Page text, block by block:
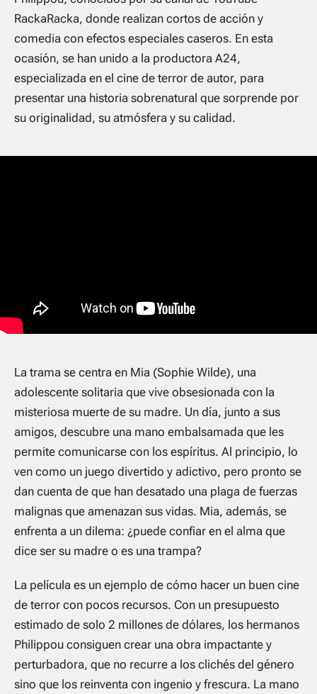
RackaRacka, donde realizan cortos de acción y
comedia con efectos especiales caseros. En esta
ocasión, se han unido a la productora A24,
especializada en el cine de terror de autor, para
presentar una historia sobrenatural que sorprende por
su originalidad, su atmósfera y su calidad.
La trama se centra en Mia (Sophie Wilde), una
adolescente solitaria que vive obsesionada con la
misteriosa muerte de su madre. Un día, junto a sus
amigos, descubre una mano embalsamada que les
permite comunicarse con los espíritus. Al principio, lo
ven como un juego divertido y adictivo, pero pronto se
dan cuenta de que han desatado una plaga de fuerzas
malignas que amenazan sus vidas. Mia, además, se
enfrenta a un dilema: ¿puede confiar en el alma que
dice ser su madre o es una trampa?
La película es un ejemplo de cómo hacer un buen cine
de terror con pocos recursos. Con un presupuesto
estimado de solo 2 millones de dólares, los hermanos
Philippou consiguen crear una obra impactante y
perturbadora, que no recurre a los clichés del género
sino que los reinventa con ingenio y frescura. La mano